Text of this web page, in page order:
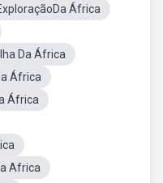
África
Da África
África
África
Africa